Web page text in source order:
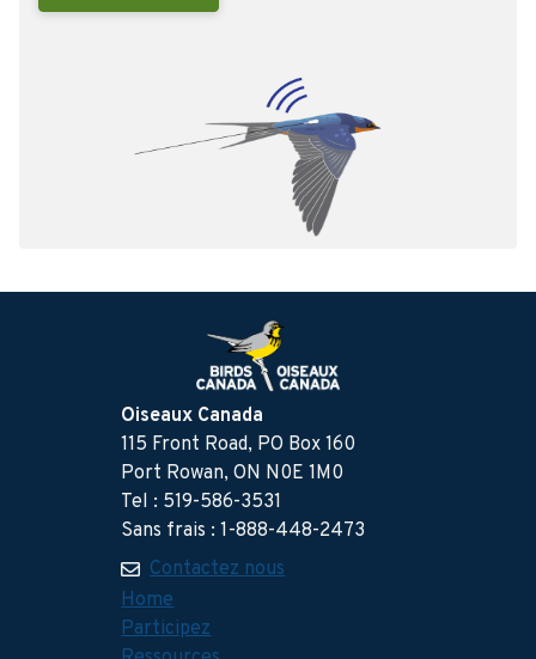
Oiseaux Canada
115 Front Road, PO Box 160
Port Rowan, ON N0E 1M0
Tel : 519-586-3531
Sans frais : 1-888-448-2473
Contactez nous
Home
Participez